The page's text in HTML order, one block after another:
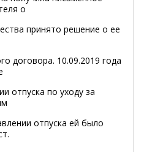
о
принято решение о ее
договора. 10.09.2019 года
отпуска по уходу за
отпуска ей было